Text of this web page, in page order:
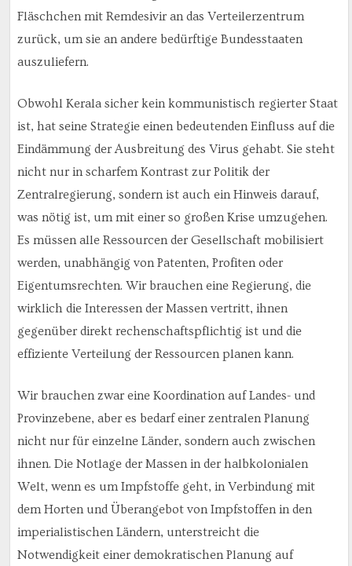
Fläschchen mit Remdesivir an das Verteilerzentrum
zurück, um sie an andere bedürftige Bundesstaaten
auszuliefern.
Obwohl Kerala sicher kein kommunistisch regierter Staat
ist, hat seine Strategie einen bedeutenden Einfluss auf die
Eindämmung der Ausbreitung des Virus gehabt. Sie steht
nicht nur in scharfem Kontrast zur Politik der
Zentralregierung, sondern ist auch ein Hinweis darauf,
was nötig ist, um mit einer so großen Krise umzugehen.
Es müssen alle Ressourcen der Gesellschaft mobilisiert
werden, unabhängig von Patenten, Profiten oder
Eigentumsrechten. Wir brauchen eine Regierung, die
wirklich die Interessen der Massen vertritt, ihnen
gegenüber direkt rechenschaftspflichtig ist und die
effiziente Verteilung der Ressourcen planen kann.
Wir brauchen zwar eine Koordination auf Landes- und
Provinzebene, aber es bedarf einer zentralen Planung
nicht nur für einzelne Länder, sondern auch zwischen
ihnen. Die Notlage der Massen in der halbkolonialen
Welt, wenn es um Impfstoffe geht, in Verbindung mit
dem Horten und Überangebot von Impfstoffen in den
imperialistischen Ländern, unterstreicht die
Notwendigkeit einer demokratischen Planung auf